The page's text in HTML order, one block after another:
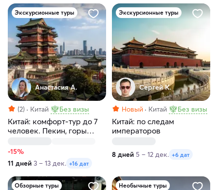
Экскурсионные туры
Анастасия А.
(2) Китай Без визы
Китай: комфорт-тур до 7
человек. Пекин, горы
Шанхай, Терракотовая
армия
-15%
11 дней 3 – 13 дек. +16 дат
Экскурсионные туры
Сергей К.
Новый Китай Без визы
Китай: по следам
императоров
8 дней 5 – 12 дек. +6 дат
Обзорные туры Необычные туры